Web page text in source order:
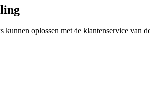
kunnen oplossen met de klantenservice van